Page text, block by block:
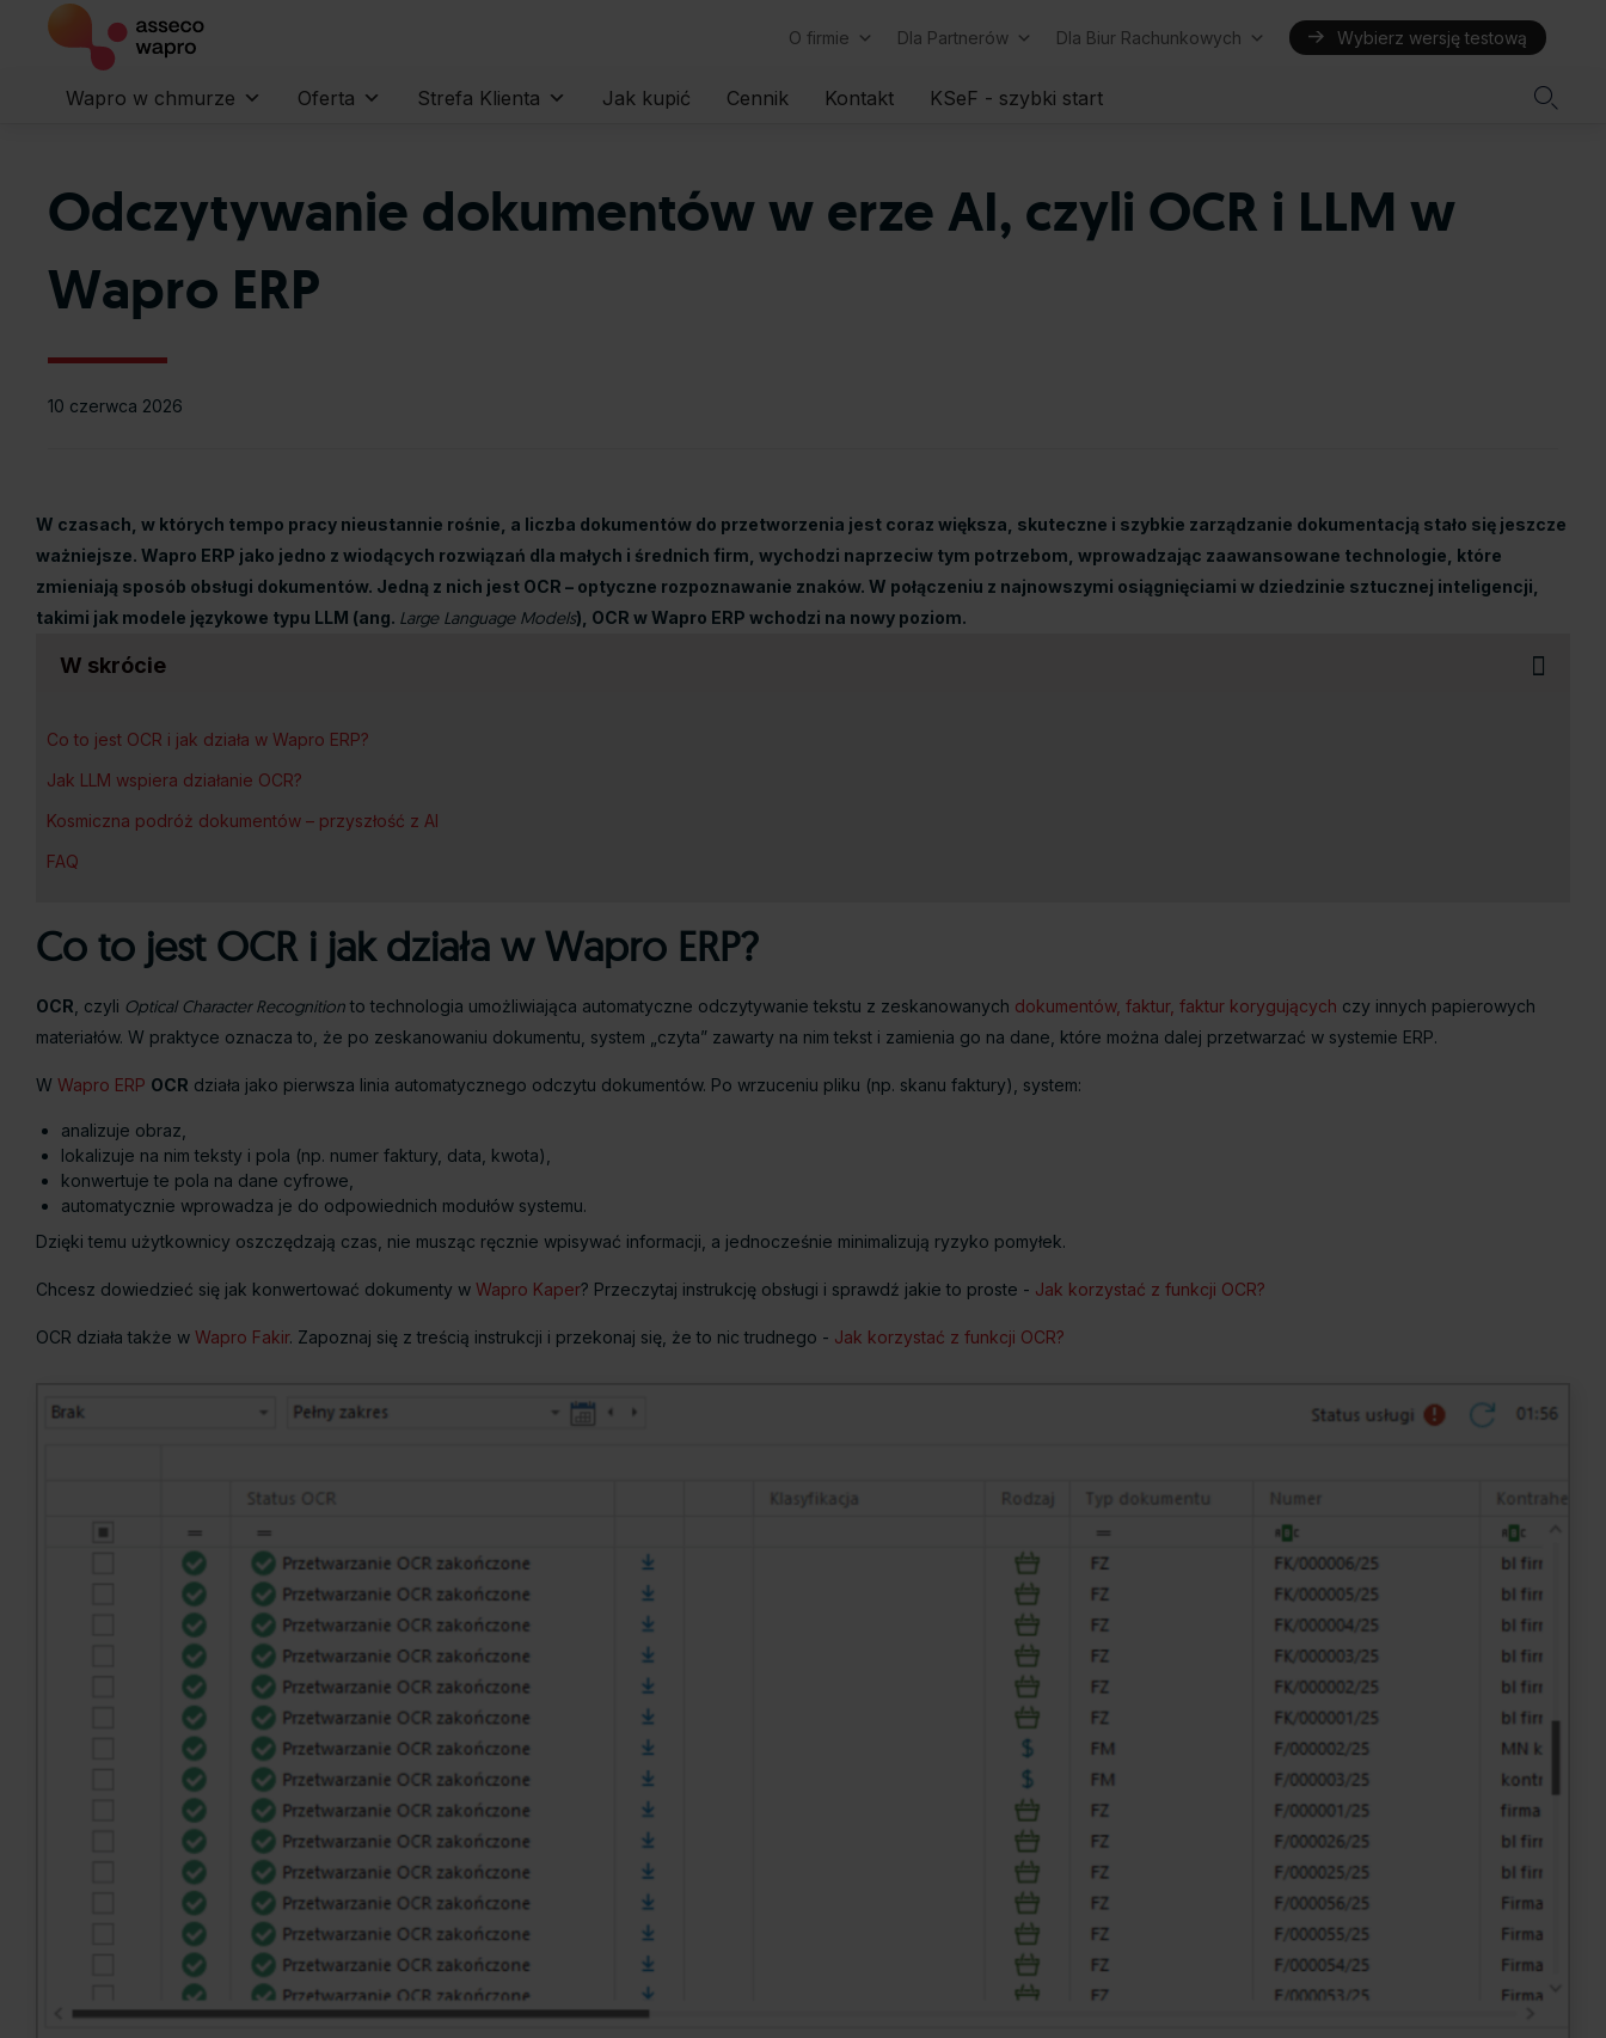
O firmie Dla Partnerów Dla Biur Rachunkowych Wybierz wersję testową
to
Wapro w chmurze Oferta Strefa Klienta Jak kupić Cennik Kontakt KSeF - szybki start 
Odczytywanie dokumentów w erze AI, czyli OCR i LLM w
Wapro ERP
10 czerwca 2026
W czasach, w których tempo pracy nieustannie rośnie, a liczba dokumentów do przetworzenia jest coraz większa, skuteczne i szybkie zarządzanie dokumentacją stało się jeszcze
ważniejsze. Wapro ERP jako jedno z wiodących rozwiązań dla małych i średnich firm, wychodzi naprzeciw tym potrzebom, wprowadzając zaawansowane technologie, które
zmieniają sposób obsługi dokumentów. Jedną z nich jest OCR – optyczne rozpoznawanie znaków. W połączeniu z najnowszymi osiągnięciami w dziedzinie sztucznej inteligencji,
takimi jak modele językowe typu LLM (ang. Large Language Models), OCR w Wapro ERP wchodzi na nowy poziom.
W skrócie
Co to jest OCR i jak działa w Wapro ERP?
Jak LLM wspiera działanie OCR?
Kosmiczna podróż dokumentów – przyszłość z AI
FAQ
Co to jest OCR i jak działa w Wapro ERP?
OCR, czyli Optical Character Recognition to technologia umożliwiająca automatyczne odczytywanie tekstu z zeskanowanych dokumentów, faktur, faktur korygujących czy innych papierowych
materiałów. W praktyce oznacza to, że po zeskanowaniu dokumentu, system „czyta” zawarty na nim tekst i zamienia go na dane, które można dalej przetwarzać w systemie ERP.
W Wapro ERP OCR działa jako pierwsza linia automatycznego odczytu dokumentów. Po wrzuceniu pliku (np. skanu faktury), system:
analizuje obraz,
lokalizuje na nim teksty i pola (np. numer faktury, data, kwota),
konwertuje te pola na dane cyfrowe,
automatycznie wprowadza je do odpowiednich modułów systemu.
Dzięki temu użytkownicy oszczędzają czas, nie musząc ręcznie wpisywać informacji, a jednocześnie minimalizują ryzyko pomyłek.
Chcesz dowiedzieć się jak konwertować dokumenty w Wapro Kaper? Przeczytaj instrukcję obsługi i sprawdź jakie to proste - Jak korzystać z funkcji OCR?
OCR działa także w Wapro Fakir. Zapoznaj się z treścią instrukcji i przekonaj się, że to nic trudnego - Jak korzystać z funkcji OCR?